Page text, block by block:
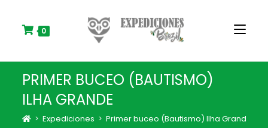
0
PRIMER BUCEO (BAUTISMO)
ILHA GRANDE
> Expediciones > Primer buceo (Bautismo) Ilha Grande